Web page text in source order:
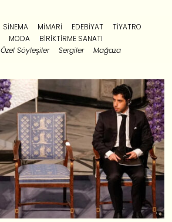
SINEMA MIMARI EDEBIYAT
TIYATRO
MODA
BIRIKTIRME SANATI
Özel Söyleşiler Sergiler Mağaza